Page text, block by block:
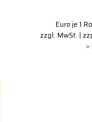
Euro je 1
zzgl. MwSt. |
>